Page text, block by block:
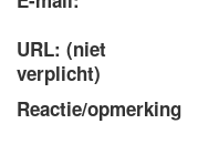
URL: (niet
verplicht)
Reactie/opmerking